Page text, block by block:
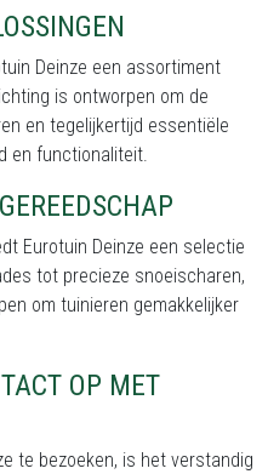
Deinze een assortiment
is ontworpen om de
en tegelijkertijd essentiële
en functionaliteit.
Eurotuin Deinze een selectie
tot precieze snoeischaren,
om tuinieren gemakkelijker
OP MET
te bezoeken, is het verstandig